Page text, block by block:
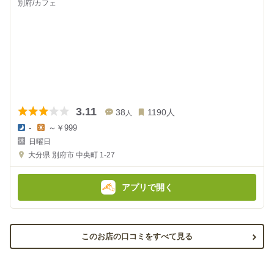
別府/カフェ
3.11 38 人 1190人
夜
の
金
-
昼
の
金
額
～￥999
日曜日
大分県 別府市 中央町 1-27
アプリで開く
このお店の口コミをすべて見る